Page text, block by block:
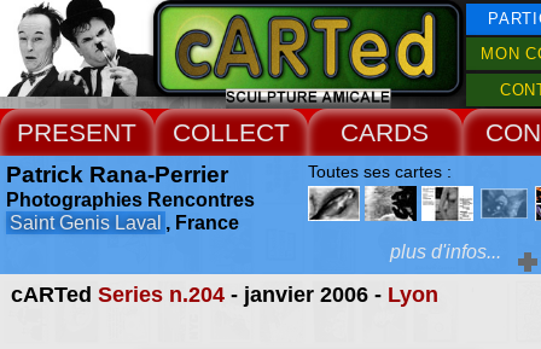
MON
PRESENT COLLECT CARDS
cARTed Series n.204- janvier 2006 - Lyon
Patrick Rana-Perrier
Photographies Rencontres
Saint Genis Laval , France
Toutes ses cartes :
Extras :
plus d'infos...